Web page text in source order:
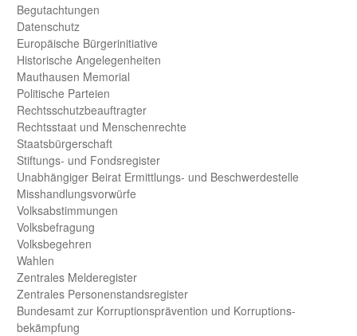
Begut­achtungen
Daten­schutz
Europäische Bürger­initiative
Historische Angelegen­heiten
Mauthausen Memorial
Politische Parteien
Rechts­schutz­beauftragter
Rechts­staat und Menschen­rechte
Staats­bürger­schaft
Stiftungs- und Fonds­register
Unab­hängiger Beirat Ermittlungs- und Beschwerde­stelle
Misshandlungs­vorwürfe
Volks­abstimmungen
Volks­befragung
Volks­begehren
Wahlen
Zentrales Melde­register
Zentrales Personen­stands­register
Bundes­amt zur Korrup­tions­prävention und Korrup­tions­
bekämpfung